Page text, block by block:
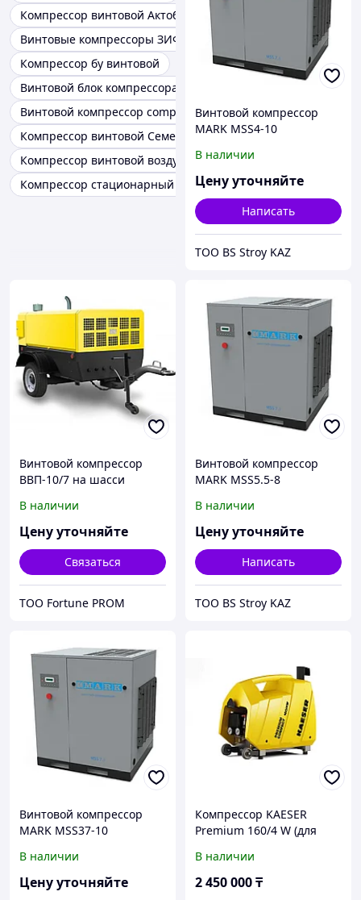
Компрессор винтовой Актобе
Винтовые компрессоры ЗИФ
Компрессор бу винтовой
Винтовой блок компрессора
Винтовой компрессор comp air
Компрессор винтовой Семей
Компрессор винтовой воздушный
Компрессор стационарный винтовой
Винтовой компрессор
MARK MSS4-10
В наличии
Цену уточняйте
Написать
ТОО BS Stroy KAZ
Винтовой компрессор
ВВП-10/7 на шасси
В наличии
Цену уточняйте
Связаться
ТОО Fortune PROM
Винтовой компрессор
MARK MSS5.5-8
В наличии
Цену уточняйте
Написать
ТОО BS Stroy KAZ
Винтовой компрессор
MARK MSS37-10
В наличии
Цену уточняйте
Компрессор KAESER
Premium 160/4 W (для
В наличии
2 450 000₸